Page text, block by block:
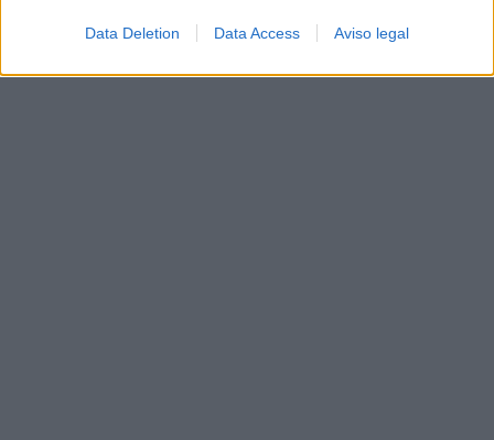
Data Deletion Data Access Aviso legal